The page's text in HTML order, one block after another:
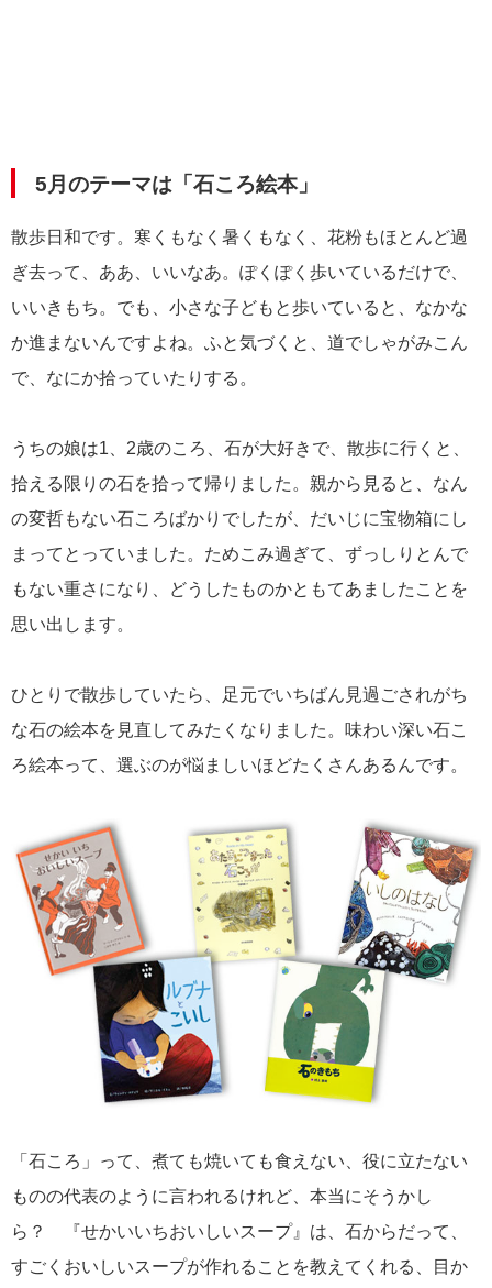
5月のテーマは「石ころ絵本」
散歩日和です。寒くもなく暑くもなく、花粉もほとんど過
ぎ去って、ああ、いいなあ。ぽくぽく歩いているだけで、
いいきもち。でも、小さな子どもと歩いていると、なかな
か進まないんですよね。ふと気づくと、道でしゃがみこん
で、なにか拾っていたりする。
うちの娘は1、2歳のころ、石が大好きで、散歩に行くと、
拾える限りの石を拾って帰りました。親から見ると、なん
の変哲もない石ころばかりでしたが、だいじに宝物箱にし
まってとっていました。ためこみ過ぎて、ずっしりとんで
もない重さになり、どうしたものかともてあましたことを
思い出します。
ひとりで散歩していたら、足元でいちばん見過ごされがち
な石の絵本を見直してみたくなりました。味わい深い石こ
ろ絵本って、選ぶのが悩ましいほどたくさんあるんです。
「石ころ」って、煮ても焼いても食えない、役に立たない
ものの代表のように言われるけれど、本当にそうかし
ら？ 『せかいいちおいしいスープ』は、石からだって、
すごくおいしいスープが作れることを教えてくれる、目か